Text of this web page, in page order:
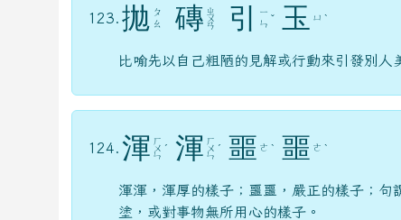
123. 拋 ㄆ
ㄠ
磚 ㄓ
ㄨ
ㄢ 引
ㄧ
ㄣ ˇ 玉 ㄩ ˋ
比喻先以自己粗陋的見解或行動來引發別人
124. 渾 ㄏ
ㄨ
ㄣ
ˊ 渾 ㄏ
ㄨ
ㄣ
ˊ 噩 ㄜ ˋ 噩 ㄜ ˋ
渾渾，渾厚的樣子；噩噩，嚴正的樣子；
塗，或對事物無所用心的樣子。